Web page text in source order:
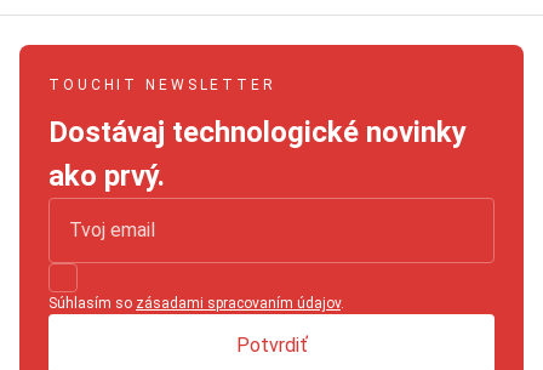
TOUCHIT NEWSLETTER
Dostávaj technologické novinky
ako prvý.
Súhlasím so zásadami spracovaním údajov.
Potvrdiť